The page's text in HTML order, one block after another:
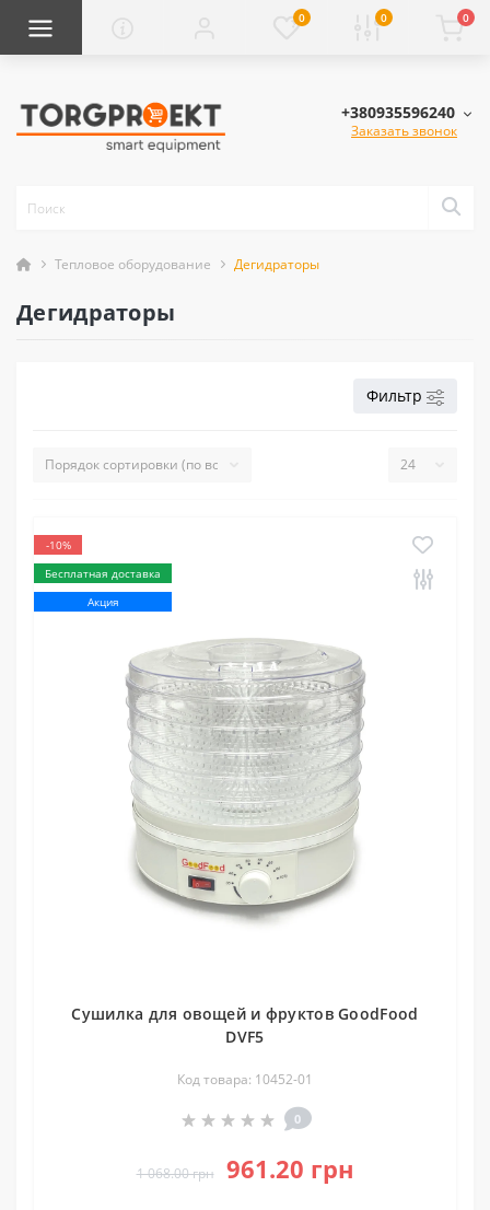
0 0 0
+380935596240
Заказать звонок
Тепловое оборудование Дегидраторы
Дегидраторы
Фильтр
-10%
Бесплатная доставка
Акция
Сушилка для овощей и фруктов GoodFood
DVF5
Код товара: 10452-01
0
1 068.00 грн 961.20 грн